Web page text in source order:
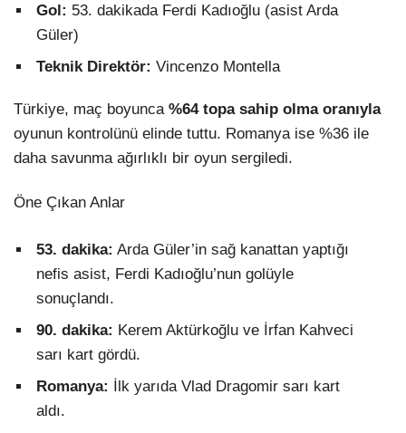
Gol: 53. dakikada Ferdi Kadıoğlu (asist Arda
Güler)
Teknik Direktör: Vincenzo Montella
Türkiye, maç boyunca %64 topa sahip olma oranıyla
oyunun kontrolünü elinde tuttu. Romanya ise %36 ile
daha savunma ağırlıklı bir oyun sergiledi.
Öne Çıkan Anlar
53. dakika: Arda Güler’in sağ kanattan yaptığı
nefis asist, Ferdi Kadıoğlu’nun golüyle
sonuçlandı.
90. dakika: Kerem Aktürkoğlu ve İrfan Kahveci
sarı kart gördü.
Romanya: İlk yarıda Vlad Dragomir sarı kart
aldı.